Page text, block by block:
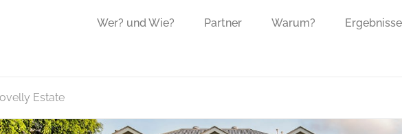
Wer? und Wie? Partner Warum? Ergebnisse
Estate